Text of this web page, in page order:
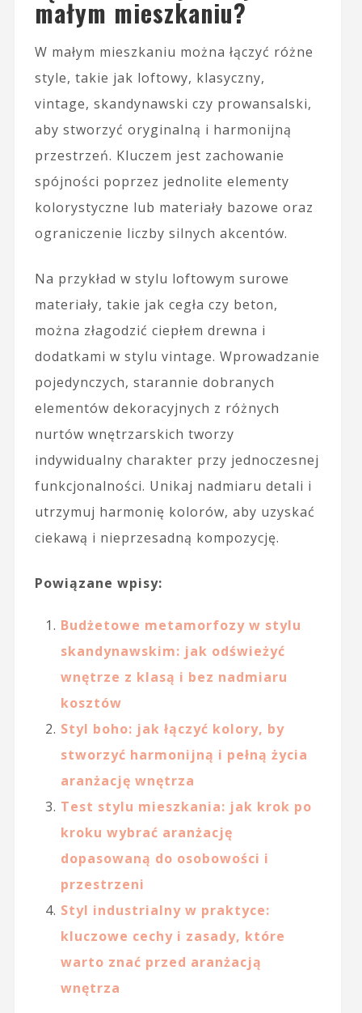
małym mieszkaniu?
W małym mieszkaniu można łączyć różne
style, takie jak loftowy, klasyczny,
vintage, skandynawski czy prowansalski,
aby stworzyć oryginalną i harmonijną
przestrzeń. Kluczem jest zachowanie
spójności poprzez jednolite elementy
kolorystyczne lub materiały bazowe oraz
ograniczenie liczby silnych akcentów.
Na przykład w stylu loftowym surowe
materiały, takie jak cegła czy beton,
można złagodzić ciepłem drewna i
dodatkami w stylu vintage. Wprowadzanie
pojedynczych, starannie dobranych
elementów dekoracyjnych z różnych
nurtów wnętrzarskich tworzy
indywidualny charakter przy jednoczesnej
funkcjonalności. Unikaj nadmiaru detali i
utrzymuj harmonię kolorów, aby uzyskać
ciekawą i nieprzesadną kompozycję.
Powiązane wpisy:
Budżetowe metamorfozy w stylu
skandynawskim: jak odświeżyć
wnętrze z klasą i bez nadmiaru
kosztów
Styl boho: jak łączyć kolory, by
stworzyć harmonijną i pełną życia
aranżację wnętrza
Test stylu mieszkania: jak krok po
kroku wybrać aranżację
dopasowaną do osobowości i
przestrzeni
Styl industrialny w praktyce:
kluczowe cechy i zasady, które
warto znać przed aranżacją
wnętrza